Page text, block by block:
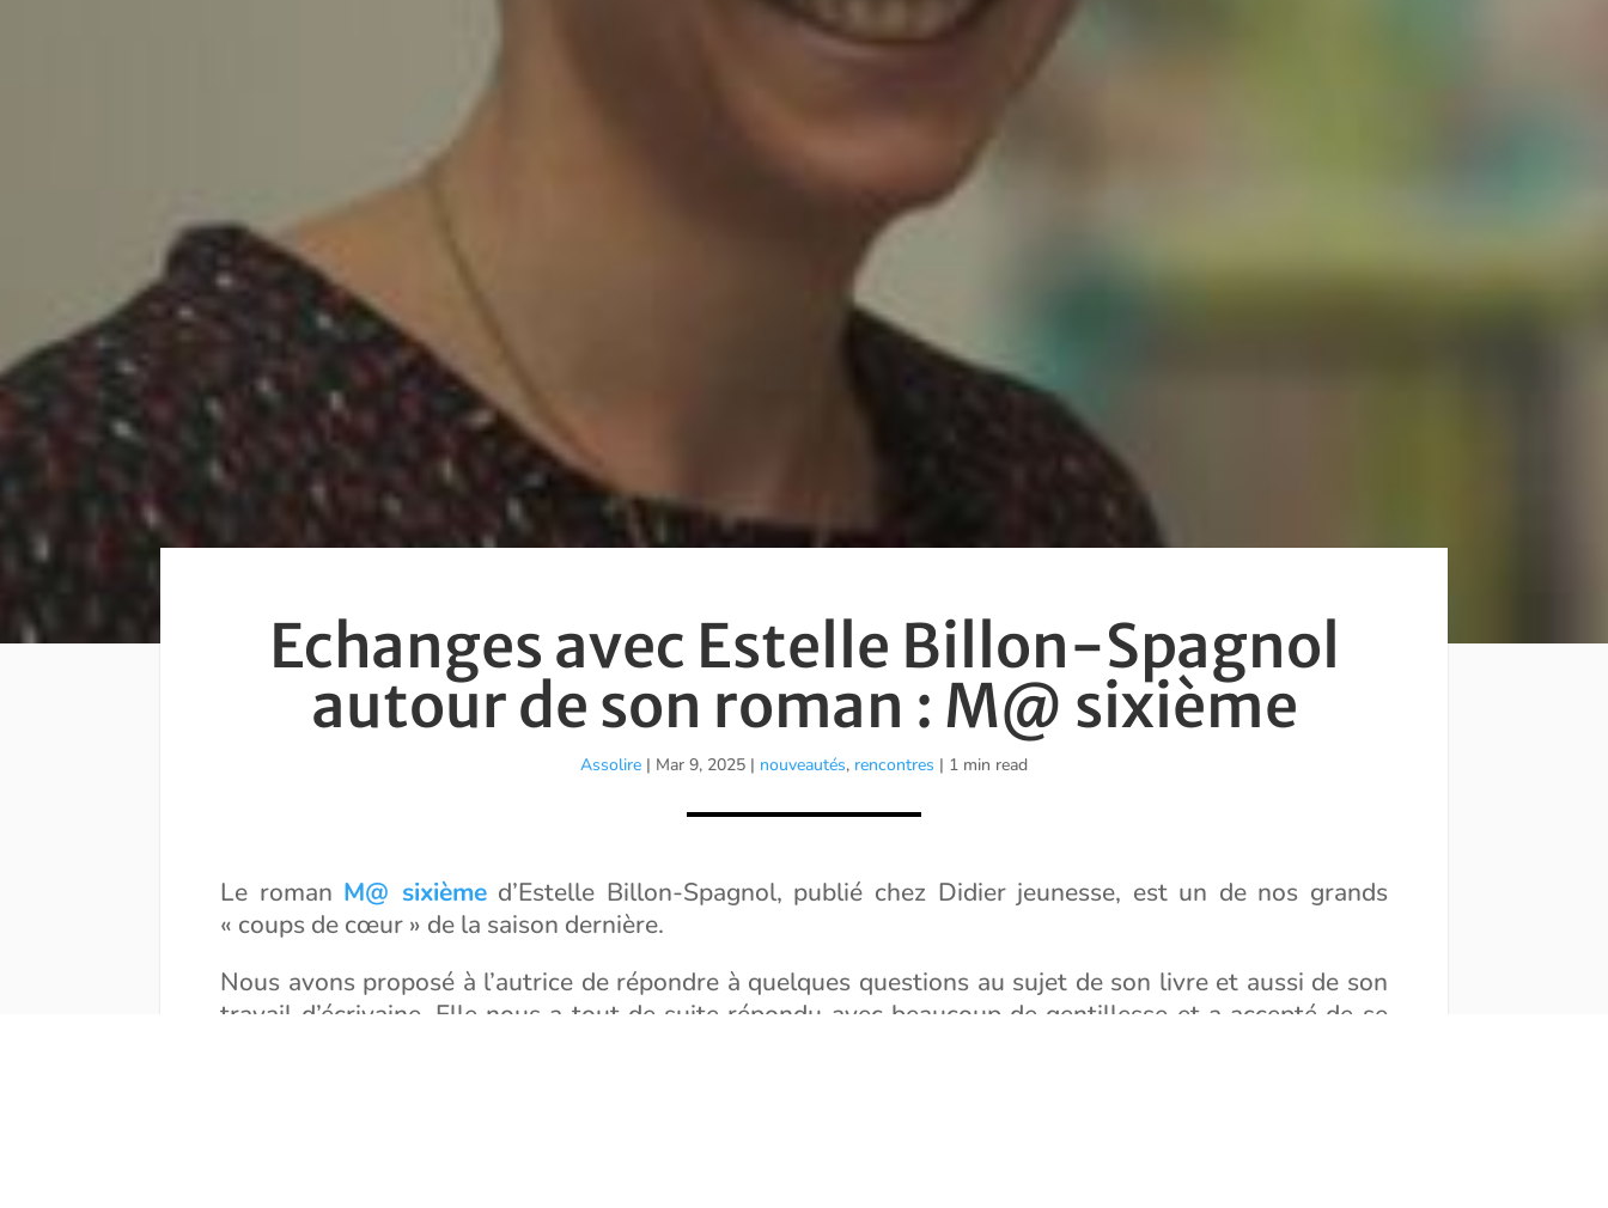
Echanges avec Estelle Billon-Spagnol
autour de son roman : M@ sixième
Assolire | Mar 9, 2025 | nouveautés, rencontres | 1 min read
Le roman M@ sixièmed’Estelle Billon-Spagnol, publié chez Didier jeunesse, est un de nos grands
« coups de cœur » de la saison dernière.
Nous avons proposé à l’autrice de répondre à quelques questions au sujet de son livre et aussi de son
travail d’écrivaine. Elle nous a tout de suite répondu avec beaucoup de gentillesse et a accepté de se